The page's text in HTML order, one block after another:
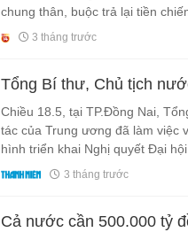
chung thân, buộc trả lại tiền
3 tháng trước
Tổng Bí thư, Chủ tịch
Chiều 18.5, tại TP.Đồng Nai,
tác của Trung ương đã làm việc
hình triển khai Nghị quyết Đại
vụ trọng tâm thời gian tới.
3 tháng trước
Cả nước cần 500.000 tỷ